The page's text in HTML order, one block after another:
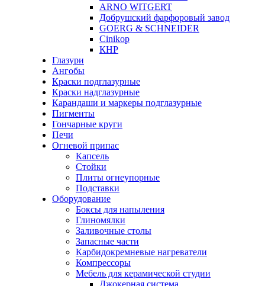
ARNO WITGERT
Добрушский фарфоровый завод
GOERG & SCHNEIDER
Cinikop
КНР
Глазури
Ангобы
Краски подглазурные
Краски надглазурные
Карандаши и маркеры подглазурные
Пигменты
Гончарные круги
Печи
Огневой припас
Капсель
Стойки
Плиты огнеупорные
Подставки
Оборудование
Боксы для напыления
Глиномялки
Заливочные столы
Запасные части
Карбидокремневые нагреватели
Компрессоры
Мебель для керамической студии
Джокерная система